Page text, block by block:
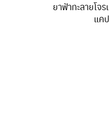
ยาฟ้าทะลายโจ
แค